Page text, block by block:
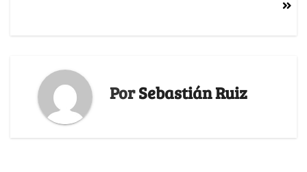
PorSebastián Ruiz